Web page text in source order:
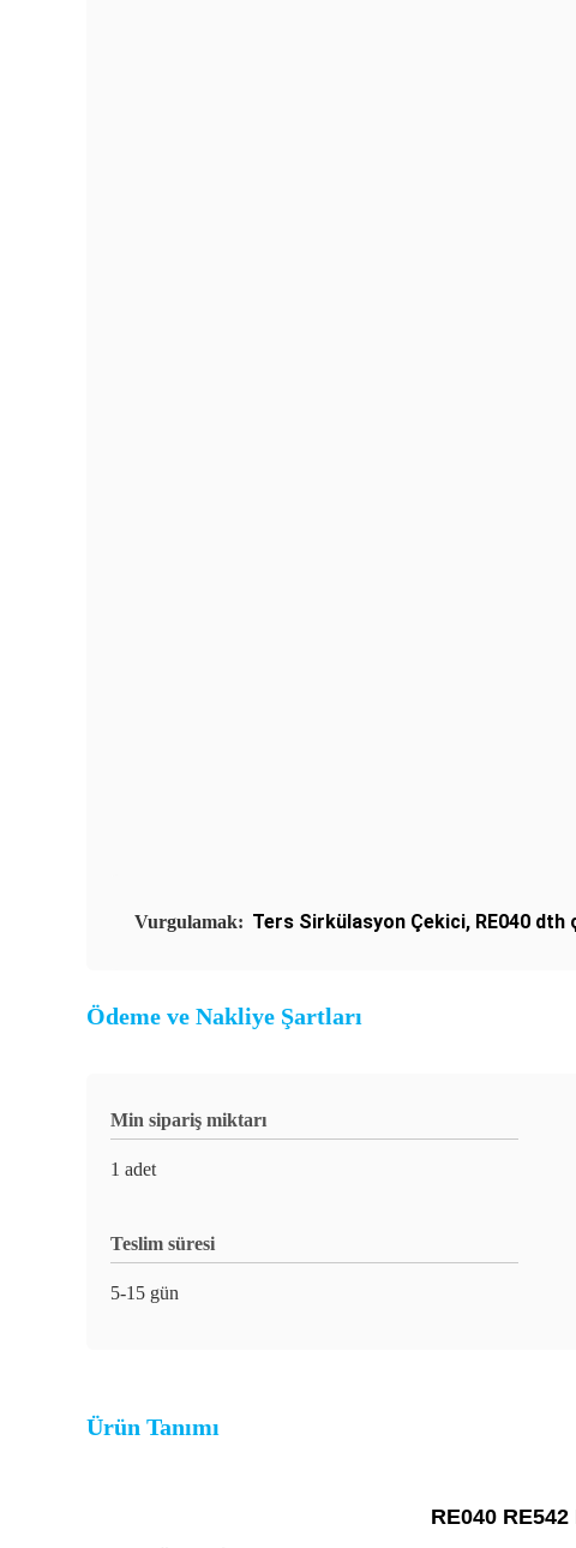
Vurgulamak: Ters Sirkülasyon Çekici, RE040 dth
Ödeme ve Nakliye Şartları
Min sipariş miktarı
1 adet
Teslim süresi
5-15 gün
Ürün Tanımı
RE040